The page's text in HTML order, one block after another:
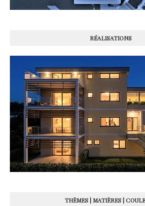
RÉALISATIONS
THÈMES | MATIÈRES |